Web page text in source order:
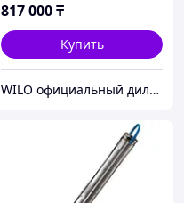
817 000₸
Купить
WILO официальный дилер ТОО МАМОНТ